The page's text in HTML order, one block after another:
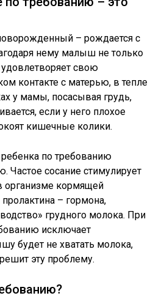
– рождается с
нему малыш не только
свою
контакте с матерью, в тепле
у мамы, посасывая грудь,
если у него плохое
кишечные колики.
по требованию
Частое сосание стимулирует
организме кормящей
– гормона,
грудного молока. При
исключает
будет не хватать молока,
эту проблему.